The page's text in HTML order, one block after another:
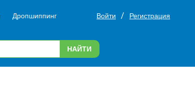
Дропшиппинг Войти / Регистрация
НАЙТИ